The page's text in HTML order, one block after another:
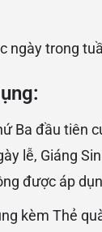
ngày trong
Ba đầu tiên
lễ, Giáng
được áp
kèm Thẻ